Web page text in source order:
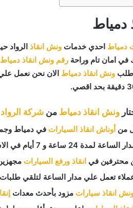
دمياط
دمياط احدي خدمات ونش انقاذ الرواد
في امان تام وراحة رقم ونش انقاذ دمياط
اطلب ونش انقاذ دمياط الان نحن نعمل
ونش انقاذ دمياط من شركة
من أوناش انقاذ السيارات في دمياط
و 7 أيام في الاسبوع 365 يوم في السنة.
محترفين في انقاذ ورفع السيارات
تعمل علي مدار الساعة لتلقي طلبات
انقاذ سيارات مزود بأحدث معدات